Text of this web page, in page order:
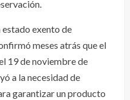
estado exento de
meses atrás que el
19 de noviembre de
a la necesidad de
garantizar un producto